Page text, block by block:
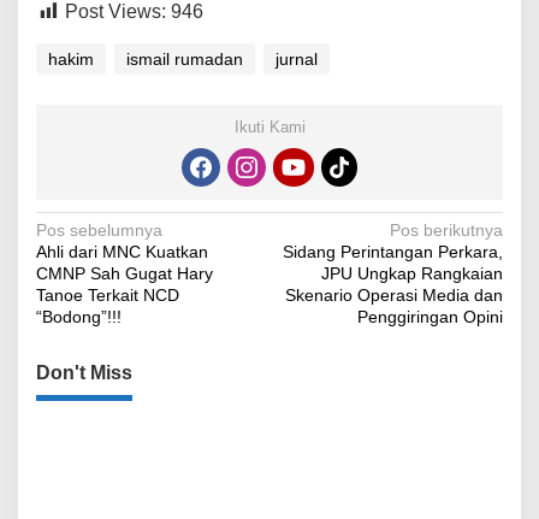
Post Views: 946
hakim ismail rumadan jurnal
Ikuti Kami
Navigasi
pos
Pos sebelumnya
Ahli dari MNC Kuatkan
CMNP Sah Gugat Hary
Tanoe Terkait NCD
“Bodong”!!!
Pos berikutnya
Sidang Perintangan Perkara,
JPU Ungkap Rangkaian
Skenario Operasi Media dan
Penggiringan Opini
Don't Miss